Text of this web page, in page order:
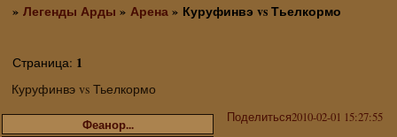
»Легенды Арды »Арена» Куруфинвэ vs Тьелкормо
Куруфинвэ vs Тьелкормо
Страница: 1
Поделиться2010-02-01 15:27:55
Феанор...